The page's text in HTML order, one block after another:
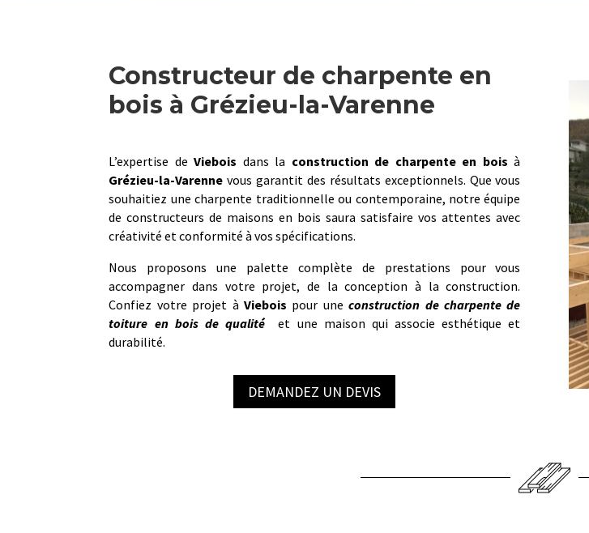
Constructeur de charpente en
bois à Grézieu-la-Varenne
L’expertise deViebois dans la construction de charpente en bois à
Grézieu-la-Varenne vous garantit des résultats exceptionnels. Que vous
souhaitiez une charpente traditionnelle ou contemporaine, notre équipe
de constructeurs de maisons en bois saura satisfaire vos attentes avec
créativité et conformité à vos spécifications.
Nous proposons une palette complète de prestations pour vous
accompagner dans votre projet, de la conception à la construction.
Confiez votre projet àViebois pour uneconstruction de charpente de
toiture en bois de qualité et une maison qui associe esthétique et
durabilité.
DEMANDEZ UN DEVIS